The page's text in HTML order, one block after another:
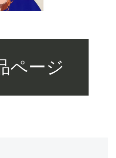
ページ